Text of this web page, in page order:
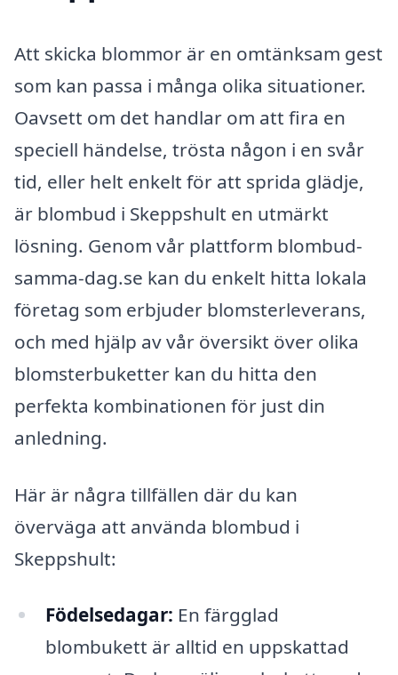
Att skicka blommor är en omtänksam gest
som kan passa i många olika situationer.
Oavsett om det handlar om att fira en
speciell händelse, trösta någon i en svår
tid, eller helt enkelt för att sprida glädje,
är blombud i Skeppshult en utmärkt
lösning. Genom vår plattform blombud-
samma-dag.se kan du enkelt hitta lokala
företag som erbjuder blomsterleverans,
och med hjälp av vår översikt över olika
blomsterbuketter kan du hitta den
perfekta kombinationen för just din
anledning.
Här är några tillfällen där du kan
överväga att använda blombud i
Skeppshult:
Födelsedagar: En färgglad
blombukett är alltid en uppskattad